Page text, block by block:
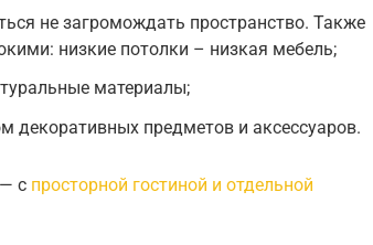
не загромождать пространство. Также
низкие потолки – низкая мебель;
материалы;
декоративных предметов и аксессуаров.
с просторной гостиной и отдельной